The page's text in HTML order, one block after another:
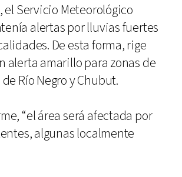
el Servicio Meteorológico
alertas por lluvias fuertes
De esta forma, rige
alerta amarillo para zonas de
Río Negro y Chubut.
“el área será afectada por
algunas localmente